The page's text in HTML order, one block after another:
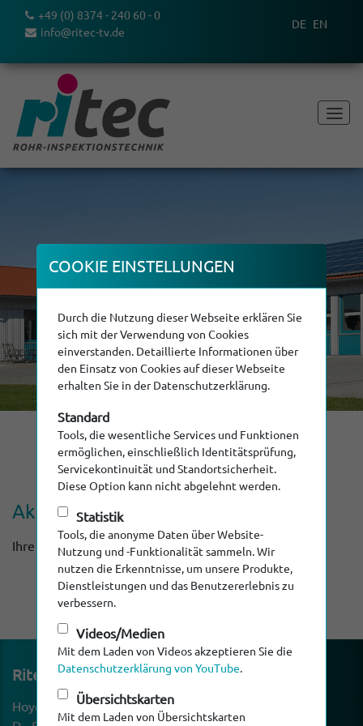
+49 (0) 8374 - 240 60 - 0
info@ritec-tv.de
DE EN
Aktuali­sierung bereits erfolg­reich
Ihre Profildaten wurden bereits aktualisiert.
Ritec Rohr-Inspek­ti­ons­technik GmbH
Hoyen 22
COOKIE EINSTEL­LUNGEN
Durch die Nutzung dieser Webseite erklären Sie
sich mit der Verwendung von Cookies
einverstanden. Detaillierte Informationen über
den Einsatz von Cookies auf dieser Webseite
erhalten Sie in der Datenschutzerklärung.
Standard
Tools, die wesentliche Services und Funktionen
ermöglichen, einschließlich Identitätsprüfung,
Servicekontinuität und Standortsicherheit.
Diese Option kann nicht abgelehnt werden.
Statistik
Tools, die anonyme Daten über Website-
Nutzung und -Funktionalität sammeln. Wir
nutzen die Erkenntnisse, um unsere Produkte,
Dienstleistungen und das Benutzererlebnis zu
verbessern.
Videos/Medien
Mit dem Laden von Videos akzeptieren Sie die
Datenschutzerklärung von YouTube.
Übersichtskarten
Mit dem Laden von Übersichtskarten